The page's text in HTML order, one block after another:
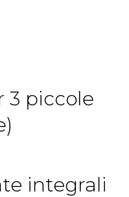
3 piccole
integrali